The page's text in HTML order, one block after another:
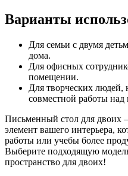
Варианты
Для семьи с двумя
дома.
Для офисных
помещении.
Для творческих
совместной работы над
Письменный стол для двоих
элемент вашего интерьера,
работы или учебы более
Выберите подходящую
пространство для двоих!